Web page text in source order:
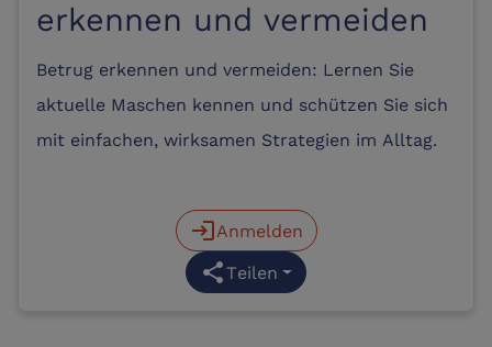
erkennen und vermeiden
Betrug erkennen und vermeiden: Lernen Sie
aktuelle Maschen kennen und schützen Sie sich
mit einfachen, wirksamen Strategien im Alltag.
loginAnmelden
shareTeilen